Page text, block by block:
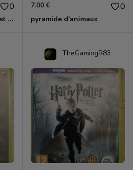
0
Dragon Ball Raging Blast 2 Xbox 360
7.00 € 0
pyramide d'animaux
TheGamingR83